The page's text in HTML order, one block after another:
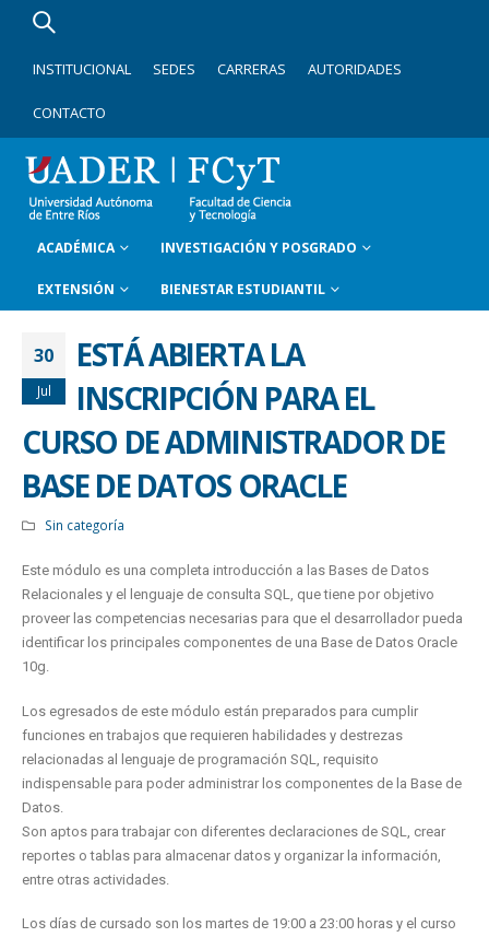
INSTITUCIONAL SEDES CARRERAS AUTORIDADES
CONTACTO
ACADÉMICA INVESTIGACIÓN Y POSGRADO
EXTENSIÓN BIENESTAR ESTUDIANTIL
30
Jul
ESTÁ ABIERTA LA
INSCRIPCIÓN PARA EL
CURSO DE ADMINISTRADOR DE
BASE DE DATOS ORACLE
Sin categoría
Este módulo es una completa introducción a las Bases de Datos
Relacionales y el lenguaje de consulta SQL, que tiene por objetivo
proveer las competencias necesarias para que el desarrollador pueda
identificar los principales componentes de una Base de Datos Oracle
10g.
Los egresados de este módulo están preparados para cumplir
funciones en trabajos que requieren habilidades y destrezas
relacionadas al lenguaje de programación SQL, requisito
indispensable para poder administrar los componentes de la Base de
Datos.
Son aptos para trabajar con diferentes declaraciones de SQL, crear
reportes o tablas para almacenar datos y organizar la información,
entre otras actividades.
Los días de cursado son los martes de 19:00 a 23:00 horas y el curso